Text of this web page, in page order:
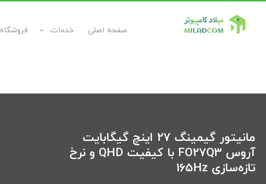
صفحه اصلی خدمات فروشگاه
مانیتور گیمینگ 27 اینچ گیگابایت
آروس FO27Q3 با کیفیت QHD و نرخ
تازه‌سازی 165Hz